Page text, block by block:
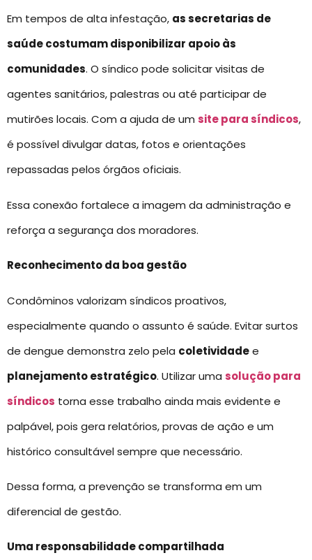
Em tempos de alta infestação, as secretarias de
saúde costumam disponibilizar apoio às
comunidades. O síndico pode solicitar visitas de
agentes sanitários, palestras ou até participar de
mutirões locais. Com a ajuda de um site para síndicos,
é possível divulgar datas, fotos e orientações
repassadas pelos órgãos oficiais.
Essa conexão fortalece a imagem da administração e
reforça a segurança dos moradores.
Reconhecimento da boa gestão
Condôminos valorizam síndicos proativos,
especialmente quando o assunto é saúde. Evitar surtos
de dengue demonstra zelo pela coletividadee
planejamento estratégico. Utilizar uma solução para
síndicos torna esse trabalho ainda mais evidente e
palpável, pois gera relatórios, provas de ação e um
histórico consultável sempre que necessário.
Dessa forma, a prevenção se transforma em um
diferencial de gestão.
Uma responsabilidade compartilhada